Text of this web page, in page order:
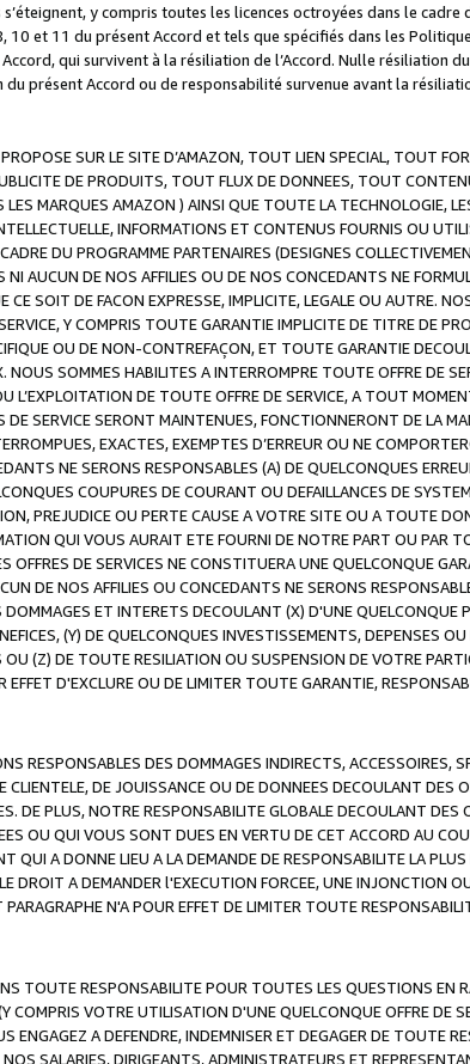
y compris toutes les licences octroyées dans le cadre
et 11 du présent Accord et tels que spécifiés dans les
qui survivent à la résiliation de l’Accord. Nulle résiliation
présent Accord ou de responsabilité survenue avant la
SUR LE SITE D’AMAZON, TOUT LIEN SPECIAL, TOUT
DE PRODUITS, TOUT FLUX DE DONNEES, TOUT
MARQUES AMAZON ) AINSI QUE TOUTE LA TECHNOLOGIE,
INFORMATIONS ET CONTENUS FOURNIS OU
DU PROGRAMME PARTENAIRES (DESIGNES
AUCUN DE NOS AFFILIES OU DE NOS CONCEDANTS NE
SOIT DE FACON EXPRESSE, IMPLICITE, LEGALE OU AUTRE.
Y COMPRIS TOUTE GARANTIE IMPLICITE DE TITRE DE
OU DE NON-CONTREFAÇON, ET TOUTE GARANTIE
SOMMES HABILITES A INTERROMPRE TOUTE OFFRE DE
L’EXPLOITATION DE TOUTE OFFRE DE SERVICE, A TOUT
SERVICE SERONT MAINTENUES, FONCTIONNERONT DE LA
EXACTES, EXEMPTES D’ERREUR OU NE
NE SERONS RESPONSABLES (A) DE QUELCONQUES
COUPURES DE COURANT OU DEFAILLANCES DE
PREJUDICE OU PERTE CAUSE A VOTRE SITE OU A TOUTE
QUI VOUS AURAIT ETE FOURNI DE NOTRE PART OU PAR
OFFRES DE SERVICES NE CONSTITUERA UNE QUELCONQUE
DE NOS AFFILIES OU CONCEDANTS NE SERONS
ET INTERETS DECOULANT (X) D'UNE QUELCONQUE
(Y) DE QUELCONQUES INVESTISSEMENTS, DEPENSES
(Z) DE TOUTE RESILIATION OU SUSPENSION DE VOTRE
D'EXCLURE OU DE LIMITER TOUTE GARANTIE,
RESPONSABLES DES DOMMAGES INDIRECTS, ACCESSOIRES,
DE JOUISSANCE OU DE DONNEES DECOULANT DES
DE PLUS, NOTRE RESPONSABILITE GLOBALE DECOULANT DES
OU QUI VOUS SONT DUES EN VERTU DE CET ACCORD AU
QUI A DONNE LIEU A LA DEMANDE DE RESPONSABILITE LA
DROIT A DEMANDER l'EXECUTION FORCEE, UNE INJONCTION
N'A POUR EFFET DE LIMITER TOUTE
TOUTE RESPONSABILITE POUR TOUTES LES QUESTIONS EN
VOTRE UTILISATION D'UNE QUELCONQUE OFFRE DE
A DEFENDRE, INDEMNISER ET DEGAGER DE TOUTE
SALARIES, DIRIGEANTS, ADMINISTRATEURS ET